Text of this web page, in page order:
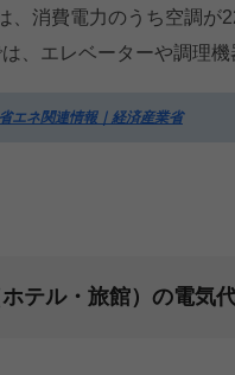
、消費電力のうち空調が
、エレベーターや調理
エネ関連情報｜経済産業省
テル・旅館）の電気